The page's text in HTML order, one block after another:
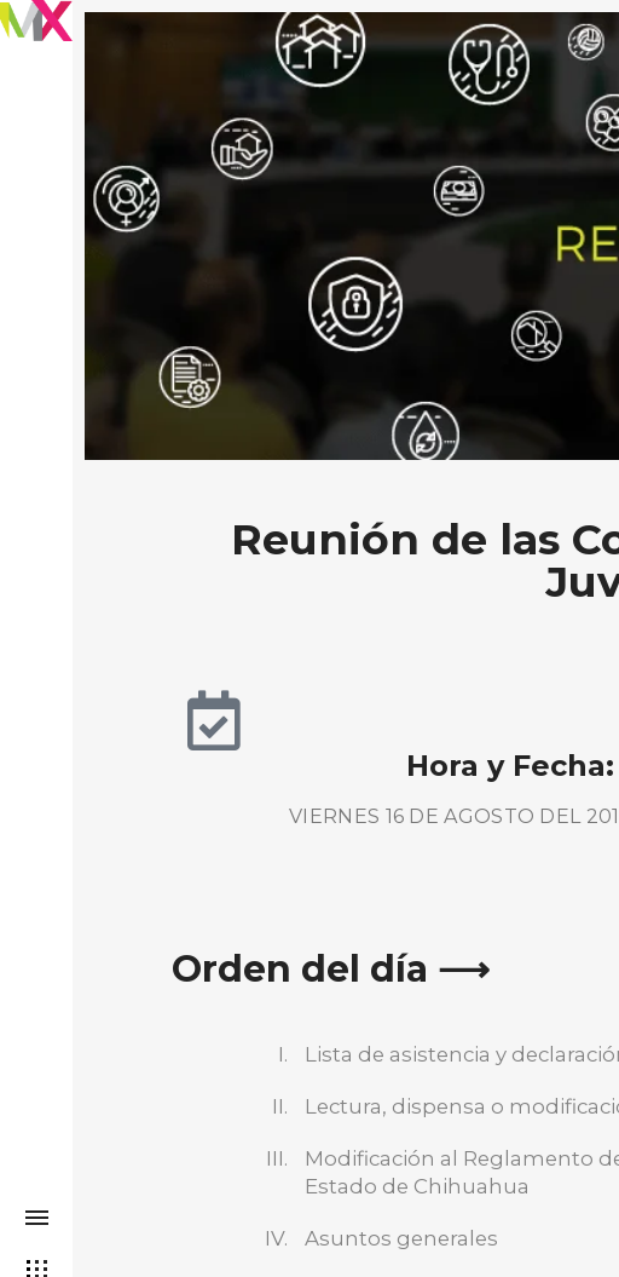
Reunión de las
Hora y Fecha:
VIERNES 16 DE AGOSTO DEL
Orden del día ⟶
Lista de asistencia y
Lectura, dispensa o
Modificación al Reglamento
Estado de Chihuahua
Asuntos generales